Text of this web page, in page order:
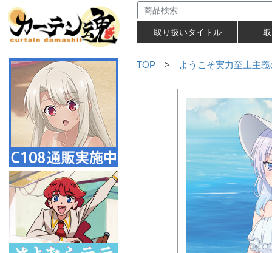
取り扱いタイトル
TOP > ようこそ実力至上主